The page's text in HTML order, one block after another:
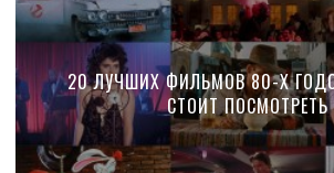
20 ЛУЧШИХ ФИЛЬМОВ 80-Х
СТОИТ ПОСМОТРЕТЬ